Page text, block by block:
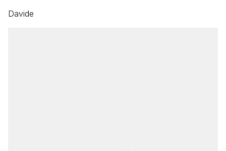
Davide